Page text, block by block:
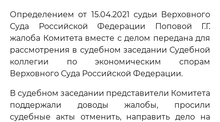
Определением от 15.04.2021 судьи Верховного
Суда Российской Федерации Поповой Г.Г.
жалоба Комитета вместе с делом передана для
рассмотрения в судебном заседании Судебной
коллегии по экономическим спорам
Верховного Суда Российской Федерации.
В судебном заседании представители Комитета
поддержали доводы жалобы, просили
судебные акты отменить, направить дело на